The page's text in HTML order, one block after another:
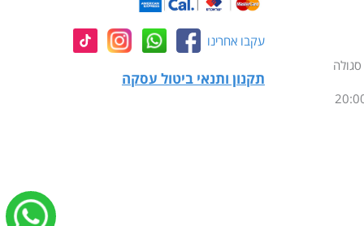
עקבו אחרינו
תקנון ותנאי ביטול עסקה